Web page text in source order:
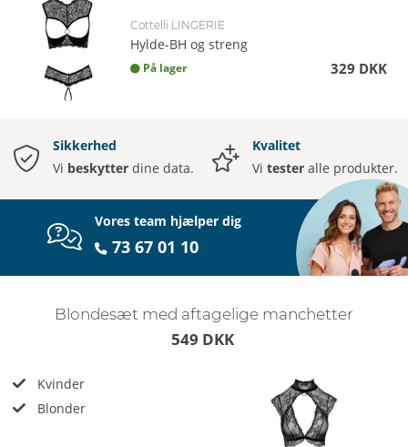
Cottelli LINGERIE
Hylde-BH og streng
På lager 329 DKK
Sikkerhed
Vi beskytter dine data.
Kvalitet
Vi tester alle produkter.
Vores team hjælper dig
73 67 01 10
Blondesæt med aftagelige manchetter
549 DKK
Kvinder
Blonder